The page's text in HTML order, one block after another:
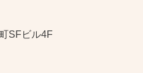
SFビル4F